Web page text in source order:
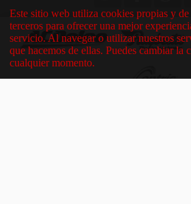
Este sitio web utiliza cookies propias y de
terceros para ofrecer una mejor
servicio. Al navegar o utilizar nuestros
que hacemos de ellas. Puedes cambiar la
cualquier momento.